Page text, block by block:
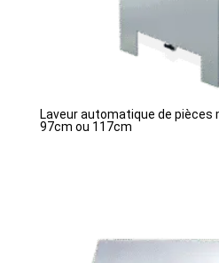
Laveur automatique de
97cm ou 117cm